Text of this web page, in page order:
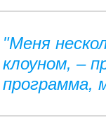
"Меня
клоуном, –
программа,